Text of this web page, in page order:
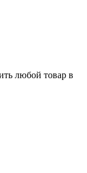
любой товар в